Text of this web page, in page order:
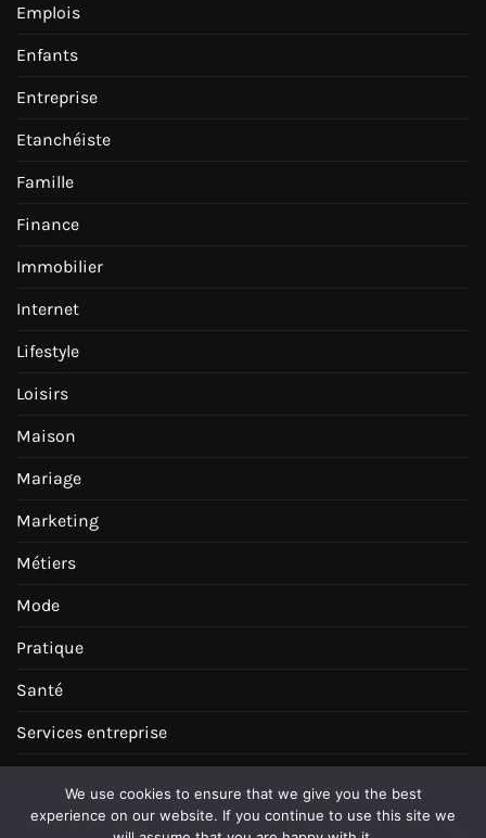
Emplois
Enfants
Entreprise
Etanchéiste
Famille
Finance
Immobilier
Internet
Lifestyle
Loisirs
Maison
Mariage
Marketing
Métiers
Mode
Pratique
Santé
Services entreprise
Transports
We use cookies to ensure that we give you the best
experience on our website. If you continue to use this site we